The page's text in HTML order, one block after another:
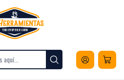
Envios a todo Chile
Eléctricas Limpieza
De Lavado Karcher